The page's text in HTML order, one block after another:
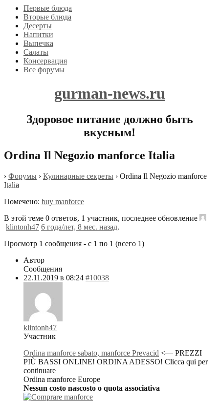
Первые блюда
Вторые блюда
Десерты
Напитки
Выпечка
Салаты
Консервация
Все форумы
gurman-news.ru
Здоровое питание должно быть
вкусным!
Ordina Il Negozio manforce Italia
› Форумы › Кулинарные секреты › Ordina Il Negozio manforce
Italia
Помечено: buy manforce
В этой теме 0 ответов, 1 участник, последнее обновление
klintonh47 6 года/лет, 8 мес. назад.
Просмотр 1 сообщения - с 1 по 1 (всего 1)
Автор
Сообщения
22.11.2019 в 08:24 #10038
klintonh47
Участник
Ordina manforce sabato, manforce Prevacid <— PREZZI
PIÙ BASSI ONLINE! ORDINA ADESSO! Clicca qui per
continuare
Ordina manforce Europe
Nessun costo nascosto o quota associativa